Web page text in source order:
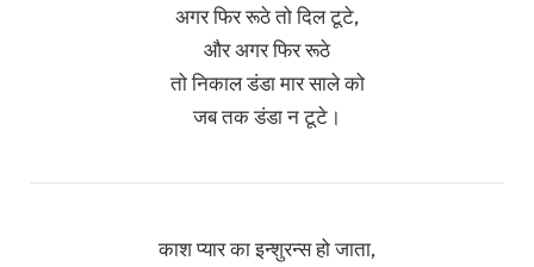
अगर फिर रूठे तो दिल टूटे,
और अगर फिर रूठे
तो निकाल डंडा मार साले को
जब तक डंडा न टूटे।
काश प्यार का इन्शुरन्स हो जाता,